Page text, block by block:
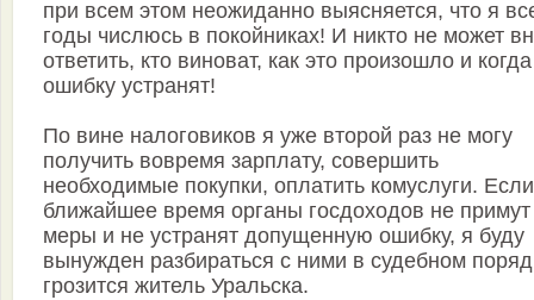
при всем этом неожиданно выясняется, что я
годы числюсь в покойниках! И никто не может
ответить, кто виноват, как это произошло и когда
ошибку устранят!
По вине налоговиков я уже второй раз не могу
получить вовремя зарплату, совершить
необходимые покупки, оплатить комуслуги.
ближайшее время органы госдоходов не примут
меры и не устранят допущенную ошибку, я буду
вынужден разбираться с ними в судебном
грозится житель Уральска.